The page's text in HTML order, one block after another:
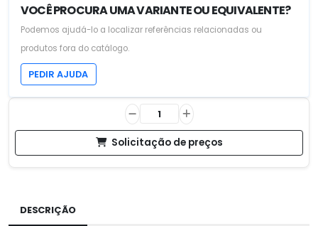
VOCÊ PROCURA UMA VARIANTE OU EQUIVALENTE?
Podemos ajudá-lo a localizar referências relacionadas ou
produtos fora do catálogo.
PEDIR AJUDA
Solicitação de preços
DESCRIÇÃO